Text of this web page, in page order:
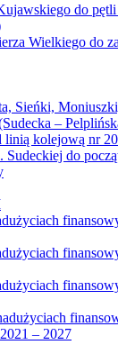
do
Wielkiego do
Sieńki,
–
linią kolejową nr
do
– 2027